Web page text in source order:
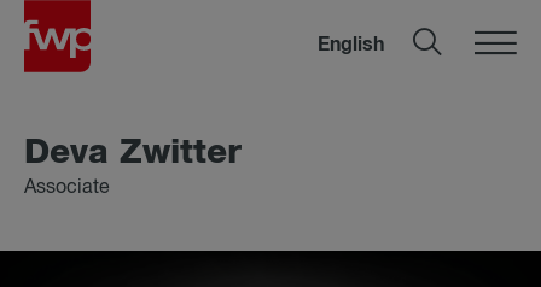
English
Deva Zwit­ter
Associate